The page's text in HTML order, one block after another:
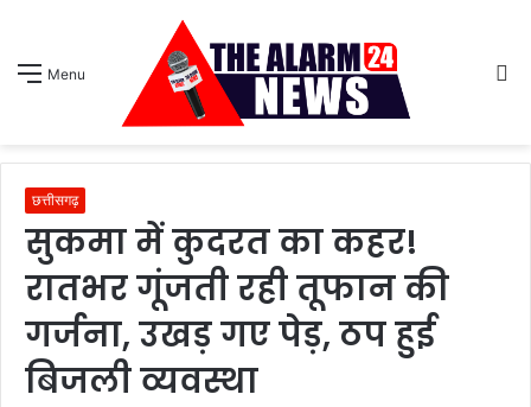
Menu
छत्तीसगढ़
सुकमा में कुदरत का कहर!
रातभर गूंजती रही तूफान की
गर्जना, उखड़ गए पेड़, ठप हुई
बिजली व्यवस्था